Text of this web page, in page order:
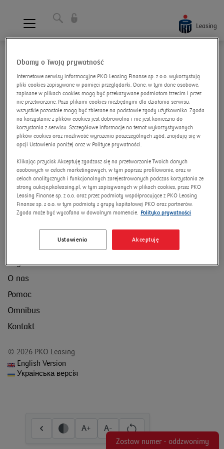
Logowanie do Panelu Oferenta
Adres e-mail
Hasło
Zaloguj się Zapomniałeś hasła?
Regulamin
O nas
Pomoc
Omnibus
Kontakt
© 2026 PKO Leasing
English Version
Українська версія
A+ A-
Zostaw numer - oddzwonimy
Dbamy o Twoją prywatność
Internetowe serwisy informacyjne PKO Leasing Finanse sp. z o.o. wykorzystują
pliki cookies zapisywane w pamięci przeglądarki. Dane, w tym dane osobowe,
zapisane w plikach cookies mogą być przekazywane podmiotom trzecim i przez
nie przetwarzane. Poza plikami cookies niezbędnymi dla działania serwisu,
wszystkie pozostałe mogą być zbierane na podstawie zgody użytkownika. Zgoda
na korzystanie z plików cookies jest dobrowolna i nie jest konieczna do
korzystania z serwisu. Szczegółowe informacje na temat wykorzystywanych
plików cookies oraz możliwość wyrażenia poszczególnych zgód, znajdują się w
opcji Ustawienia poniżej oraz w Polityce prywatności.
Klikając przycisk Akceptuję zgadzasz się na przetwarzanie Twoich danych
osobowych w celach marketingowych, w tym poprzez profilowanie, oraz w
celach analitycznych i funkcjonalnych zarejestrowanych podczas korzystania ze
strony aukcje.pkoleasing.pl, w tym zapisywanych w plikach cookies, przez PKO
Leasing Finanse sp. z o.o. oraz przez podmioty współpracujące z PKO Leasing
Finanse sp. z o.o. w tym podmioty z grupy kapitałowej PKO oraz partnerów.
Zgoda może być wycofana w dowolnym momencie. Polityka prywatności
Akceptuję
Ustawienia